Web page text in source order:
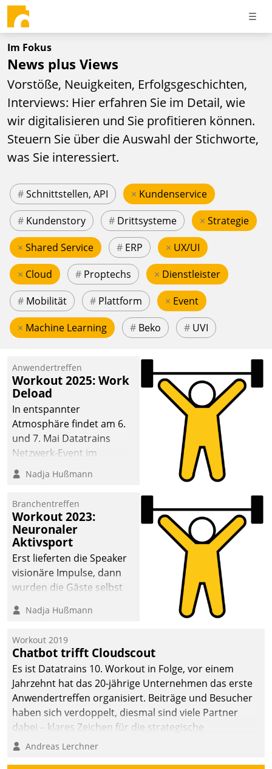
Im Fokus
News plus Views
Vorstöße, Neuigkeiten, Erfolgsgeschichten,
Interviews: Hier erfahren Sie im Detail, wie
wir digitalisieren und Sie profitieren können.
Steuern Sie über die Auswahl der Stichworte,
was Sie interessiert.
#Schnittstellen, API × Kundenservice
# Kundenstory # Drittsysteme × Strategie
× Shared Service # ERP × UX/UI
× Cloud # Proptechs × Dienstleister
# Mobilität # Plattform × Event
× Machine Learning # Beko # UVI
Anwendertreffen
Workout 2025: Work
Deload
In entspannter
Atmosphäre findet am 6.
und 7. Mai Datatrains
Netzwerk-Event im
Kunden- und Partnerkreis
statt. Zentrale Frage: Wie
Mammutprojekte
meistern und Workloads
wuppen – bei zunehmend
anspruchsvollen
Aufgaben und
abnehmendem
Nadja Hußmann
Branchentreffen
Workout 2023:
Neuronaler
Aktivsport
Erst lieferten die Speaker
visionäre Impulse, dann
wurden die Gäste selbst
methodisch
Quartier. Dazwischen
zeigte Datatrain, was es
Neues zu bieten hat.
Nadja Hußmann
Workout 2019
Chatbot trifft Cloudscout
Es ist Datatrains 10. Workout in Folge, vor einem
Jahrzehnt hat das 20-jährige Unternehmen das erste
Anwendertreffen organisiert. Beiträge und Besucher
haben sich verdoppelt, diesmal sind viele Partner
dabei – klares Zeichen für die strategische
Fokussierung auf den Kunden.
Andreas Lerchner